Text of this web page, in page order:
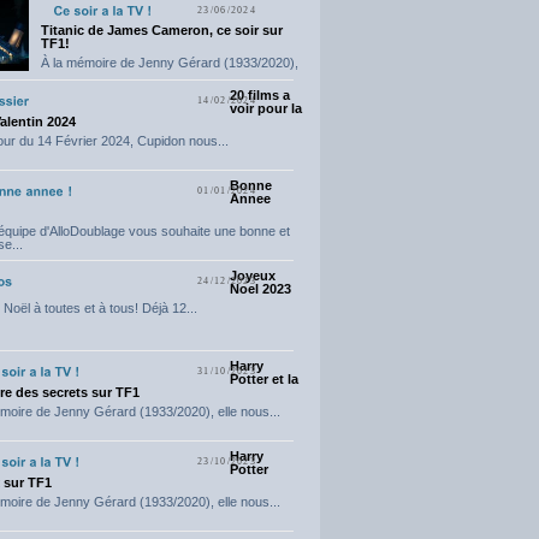
23/06/2024
Titanic de James Cameron, ce soir sur
TF1!
À la mémoire de Jenny Gérard (1933/2020),
14/02/202420 films a
voir pour la
2024
du 14 Février 2024, Cupidon nous...
01/01/2024
Bonne
Annee
d'AlloDoublage vous souhaite une bonne et
24/12/2023
Joyeux
Noel 2023
à toutes et à tous! Déjà 12...
31/10/2023
Harry
Potter et la
des secrets sur TF1
de Jenny Gérard (1933/2020), elle nous...
23/10/2023
Harry
Potter
TF1
de Jenny Gérard (1933/2020), elle nous...